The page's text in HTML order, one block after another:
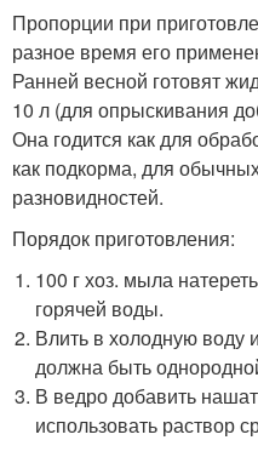
Пропорции при
разное время его
Ранней весной готовят
10 л (для опрыскивания
Она годится как для
как подкорма, для
разновидностей.
Порядок приготовления:
100 г хоз. мыла
горячей воды.
Влить в холодную воду
должна быть
В ведро добавить
использовать раствор